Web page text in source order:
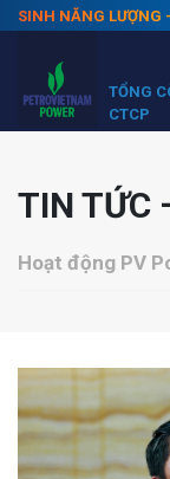
SINH NĂNG LƯỢNG
TỔNG
CTCP
TIN TỨC
Hoạt động PV